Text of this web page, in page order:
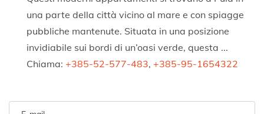
una parte della città vicino al mare e con spiagge
pubbliche mantenute. Situata in una posizione
invidiabile sui bordi di un’oasi verde, questa ...
Chiama: +385-52-577-483, +385-95-1654322